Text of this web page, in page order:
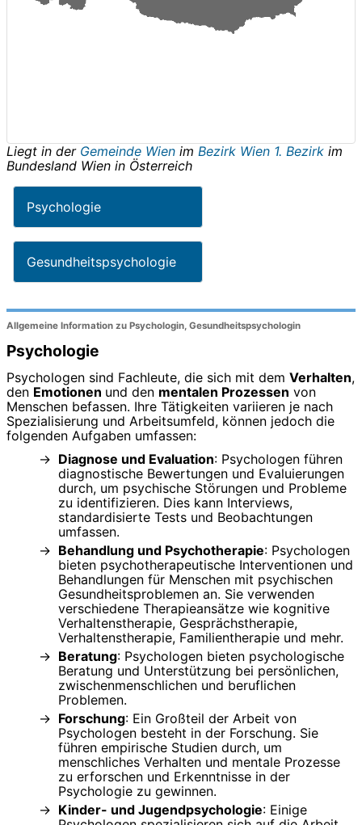
Liegt in der Gemeinde Wien im Bezirk Wien 1. Bezirk im
Bundesland Wien in Österreich
Psychologie
Gesundheitspsychologie
Allgemeine Information zu Psychologin, Gesundheitspsychologin
Psychologie
Psychologen sind Fachleute, die sich mit dem Verhalten,
den Emotionen und den mentalen Prozessen von
Menschen befassen. Ihre Tätigkeiten variieren je nach
Spezialisierung und Arbeitsumfeld, können jedoch die
folgenden Aufgaben umfassen:
Diagnose und Evaluation: Psychologen führen
diagnostische Bewertungen und Evaluierungen
durch, um psychische Störungen und Probleme
zu identifizieren. Dies kann Interviews,
standardisierte Tests und Beobachtungen
umfassen.
Behandlung und Psychotherapie: Psychologen
bieten psychotherapeutische Interventionen und
Behandlungen für Menschen mit psychischen
Gesundheitsproblemen an. Sie verwenden
verschiedene Therapieansätze wie kognitive
Verhaltenstherapie, Gesprächstherapie,
Verhaltenstherapie, Familientherapie und mehr.
Beratung: Psychologen bieten psychologische
Beratung und Unterstützung bei persönlichen,
zwischenmenschlichen und beruflichen
Problemen.
Forschung: Ein Großteil der Arbeit von
Psychologen besteht in der Forschung. Sie
führen empirische Studien durch, um
menschliches Verhalten und mentale Prozesse
zu erforschen und Erkenntnisse in der
Psychologie zu gewinnen.
Kinder- und Jugendpsychologie: Einige